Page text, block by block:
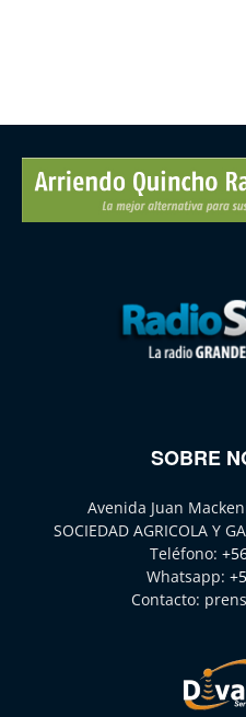
SOBRE
Avenida Juan
SOCIEDAD AGRICOLA Y
Teléfono:
Whatsapp:
Contacto: